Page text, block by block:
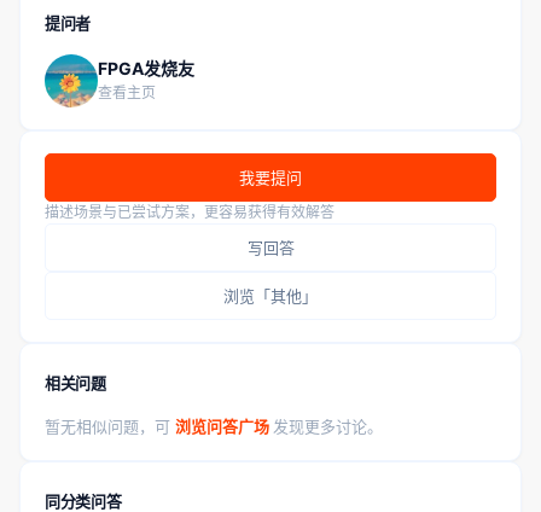
提问者
FPGA发烧友
查看主页
我要提问
描述场景与已尝试方案，更容易获得有效解答
写回答
浏览「其他」
相关问题
暂无相似问题，可 浏览问答广场 发现更多讨论。
同分类问答